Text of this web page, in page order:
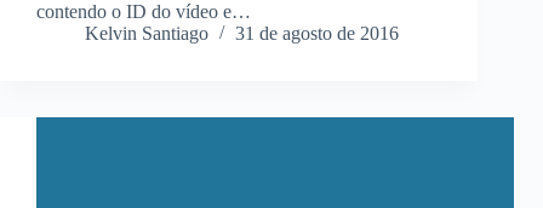
contendo o ID do vídeo e…
Kelvin Santiago
31 de agosto de 2016